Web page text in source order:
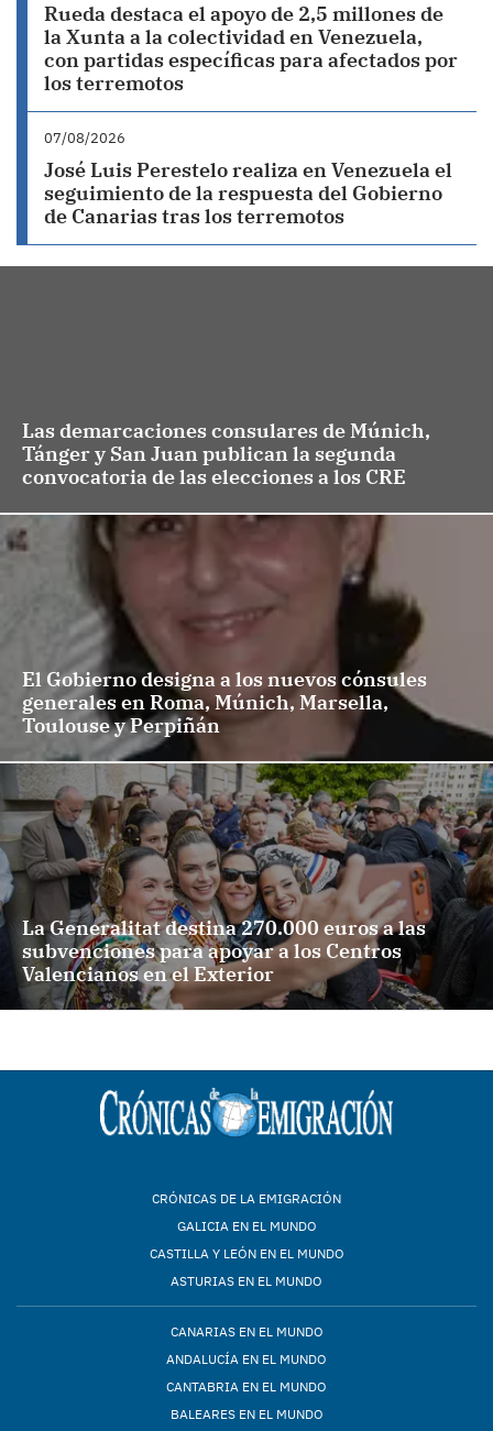
Rueda destaca el apoyo de 2,5 millones de
la Xunta a la colectividad en Venezuela,
con partidas específicas para afectados por
los terremotos
07/08/2026
José Luis Perestelo realiza en Venezuela el
seguimiento de la respuesta del Gobierno
de Canarias tras los terremotos
Las demarcaciones consulares de Múnich,
Tánger y San Juan publican la segunda
convocatoria de las elecciones a los CRE
El Gobierno designa a los nuevos cónsules
generales en Roma, Múnich, Marsella,
Toulouse y Perpiñán
La Generalitat destina 270.000 euros a las
subvenciones para apoyar a los Centros
Valencianos en el Exterior
CRÓNICAS DE LA EMIGRACIÓN
GALICIA EN EL MUNDO
CASTILLA Y LEÓN EN EL MUNDO
ASTURIAS EN EL MUNDO
CANARIAS EN EL MUNDO
ANDALUCÍA EN EL MUNDO
CANTABRIA EN EL MUNDO
BALEARES EN EL MUNDO